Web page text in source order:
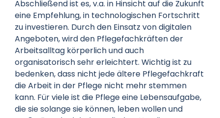
Abschließend ist es, v.a. in Hinsicht auf die Zukunft
eine Empfehlung, in technologischen Fortschritt
zu investieren. Durch den Einsatz von digitalen
Angeboten, wird den Pflegefachkräften der
Arbeitsalltag körperlich und auch
organisatorisch sehr erleichtert. Wichtig ist zu
bedenken, dass nicht jede ältere Pflegefachkraft
die Arbeit in der Pflege nicht mehr stemmen
kann. Für viele ist die Pflege eine Lebensaufgabe,
die sie solange sie können, leben wollen und